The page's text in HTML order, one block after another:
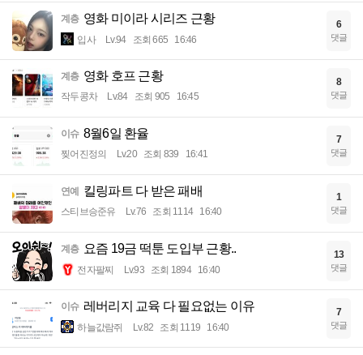
계층 영화 미이라 시리즈 근황
입사 Lv.94 조회 665 16:46
6
댓글
계층 영화 호프 근황
작두콩차 Lv.84 조회 905 16:45
8
댓글
이슈 8월6일 환율
찢어진정의 Lv.20 조회 839 16:41
7
댓글
연예 킬링파트 다 받은 패배
스티브승준유 Lv.76 조회 1114 16:40
1
댓글
계층 요즘 19금 떡툰 도입부 근황..
전자팔찌 Lv.93 조회 1894 16:40
13
댓글
이슈 레버리지 교육 다 필요없는 이유
하늘값람쥐 Lv.82 조회 1119 16:40
7
댓글